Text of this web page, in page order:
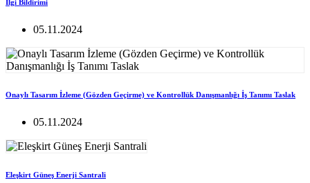
İlgi Bildirimi
05.11.2024
Onaylı Tasarım İzleme (Gözden Geçirme) ve Kontrollük Danışmanlığı İş Tanımı Taslak
05.11.2024
Eleşkirt Güneş Enerji Santrali